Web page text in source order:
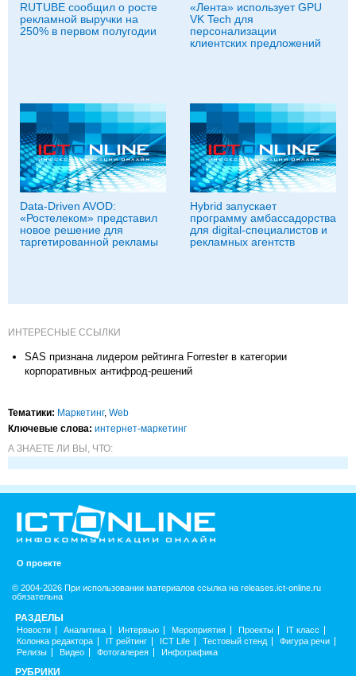
RUTUBE сообщил о росте
рекламной выручки на
250% в первом полугодии
«Лента» использует GPU
VK Tech для
персонализации
клиентских предложений
Data-Driven AVOD:
«Ростелеком» представил
новое решение для
таргетированной рекламы
Hybrid запускает
программу амбассадорства
для digital-специалистов и
рекламных агентств
ИНТЕРЕСНЫЕ ССЫЛКИ
SAS признана лидером рейтинга Forrester в категории
корпоративных антифрод-решений
Тематики: Маркетинг, Web
Ключевые слова: интернет-маркетинг
А ЗНАЕТЕ ЛИ ВЫ, ЧТО:
О проекте
© 2004-2026 При использовании материалов ссылка на releases.ict-online.ru
обязательна
РАЗДЕЛЫ
Новости Аналитика Интервью Мероприятия Проекты
IT класс
Колонка редактора
IT рейтинг ICT Life Тестовый стенд
Фигура речи
Релизы
Видео Фотогалерея Инфографика
РУБРИКИ